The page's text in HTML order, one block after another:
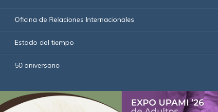
Oficina de Relaciones Internacionales
Estado del tiempo
50 aniversario